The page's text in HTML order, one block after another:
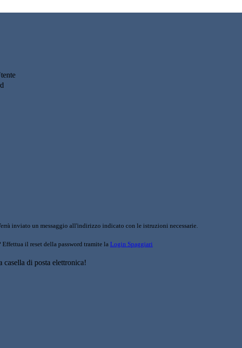
inviato un messaggio all'indirizzo indicato con le istruzioni necessarie.
il reset della password tramite la Login Spaggiari
di posta elettronica!